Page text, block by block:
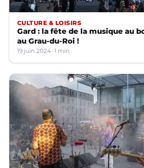
CULTURE & LOISIRS
Gard : la fête de la musique au
au Grau-du-Roi !
19 juin 2024 1 min